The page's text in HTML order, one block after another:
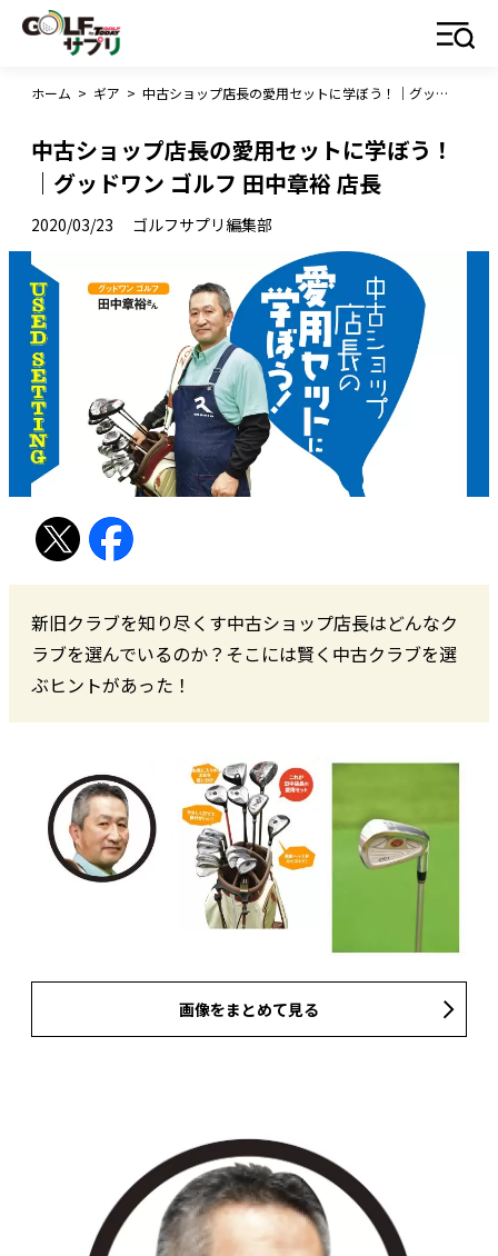
ホーム > ギア > 中古ショップ店長の愛用セットに学ぼう！｜グッドワン ゴルフ 田中章裕 店長
中古ショップ店長の愛用セットに学ぼう！
｜グッドワン ゴルフ 田中章裕 店長
2020/03/23 ゴルフサプリ編集部
新旧クラブを知り尽くす中古ショップ店長はどんなク
ラブを選んでいるのか？そこには賢く中古クラブを選
ぶヒントがあった！
画像をまとめて見る